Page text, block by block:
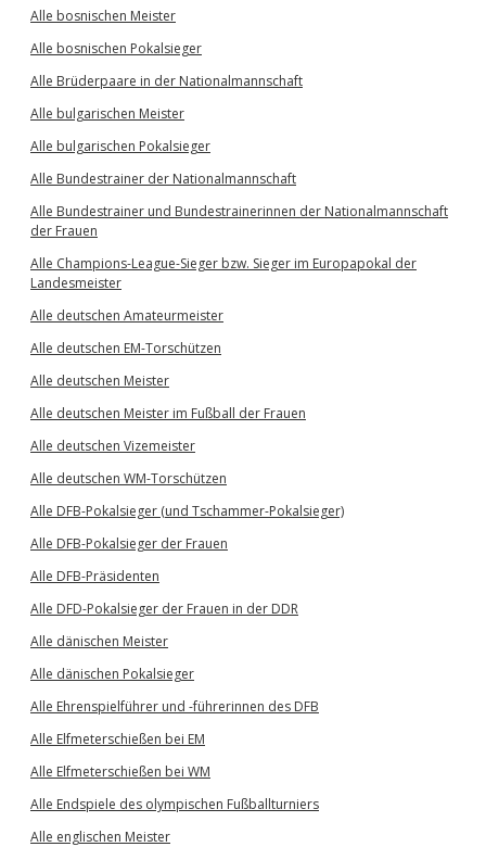
Alle bosnischen Meister
Alle bosnischen Pokalsieger
Alle Brüderpaare in der Nationalmannschaft
Alle bulgarischen Meister
Alle bulgarischen Pokalsieger
Alle Bundestrainer der Nationalmannschaft
Alle Bundestrainer und Bundestrainerinnen der Nationalmannschaft
der Frauen
Alle Champions-League-Sieger bzw. Sieger im Europapokal der
Landesmeister
Alle deutschen Amateurmeister
Alle deutschen EM-Torschützen
Alle deutschen Meister
Alle deutschen Meister im Fußball der Frauen
Alle deutschen Vizemeister
Alle deutschen WM-Torschützen
Alle DFB-Pokalsieger (und Tschammer-Pokalsieger)
Alle DFB-Pokalsieger der Frauen
Alle DFB-Präsidenten
Alle DFD-Pokalsieger der Frauen in der DDR
Alle dänischen Meister
Alle dänischen Pokalsieger
Alle Ehrenspielführer und -führerinnen des DFB
Alle Elfmeterschießen bei EM
Alle Elfmeterschießen bei WM
Alle Endspiele des olympischen Fußballturniers
Alle englischen Meister